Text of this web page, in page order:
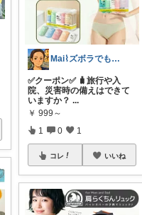
Mai⌇ズボラでも快適に暮らしたい
✅クーポン✅ 🧳旅行や入
院、災害時の備えはできて
いますか？...
￥ 999～
1 0 1
コレ いいね